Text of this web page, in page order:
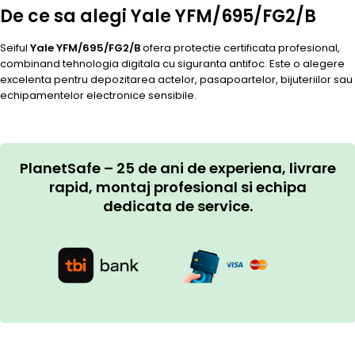
De ce sa alegi Yale YFM/695/FG2/B
Seiful Yale YFM/695/FG2/Bofera protectie certificata profesional,
combinand tehnologia digitala cu siguranta antifoc. Este o alegere
excelenta pentru depozitarea actelor, pasapoartelor, bijuteriilor sau
echipamentelor electronice sensibile.
PlanetSafe – 25 de ani de experiena, livrare
rapid, montaj profesional si echipa
dedicata de service.